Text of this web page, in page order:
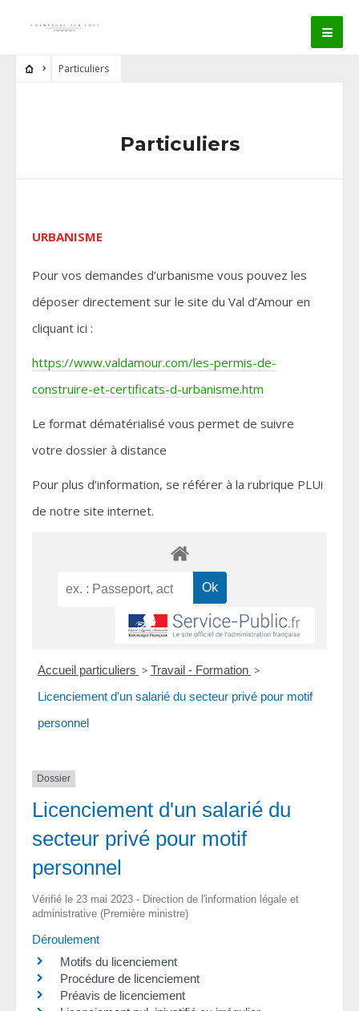
Particuliers
Particuliers
URBANISME
Pour vos demandes d’urbanisme vous pouvez les
déposer directement sur le site du Val d’Amour en
cliquant ici :
https://www.valdamour.com/les-permis-de-
construire-et-certificats-d-urbanisme.htm
Le format dématérialisé vous permet de suivre
votre dossier à distance
Pour plus d’information, se référer à la rubrique PLUi
de notre site internet.
Accueil particuliers > Travail - Formation >
Licenciement d'un salarié du secteur privé pour motif
personnel
Dossier
Licenciement d'un salarié du
secteur privé pour motif
personnel
Vérifié le 23 mai 2023 - Direction de l'information légale et
administrative (Première ministre)
Déroulement
Motifs du licenciement
Procédure de licenciement
Préavis de licenciement